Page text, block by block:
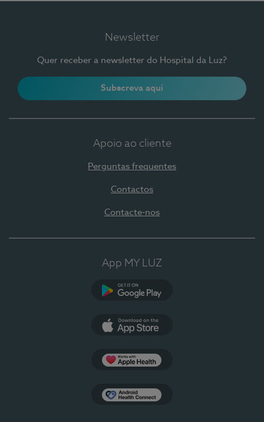
Newsletter
Quer receber a newsletter do Hospital da Luz?
Subscreva aqui
Apoio ao cliente
Perguntas frequentes
Contactos
Contacte-nos
App MY LUZ